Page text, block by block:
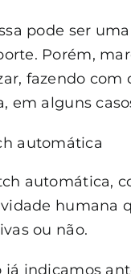
pode ser
Porém,
fazendo
em alguns
automática
automática,
humana
ou não.
já indicamos